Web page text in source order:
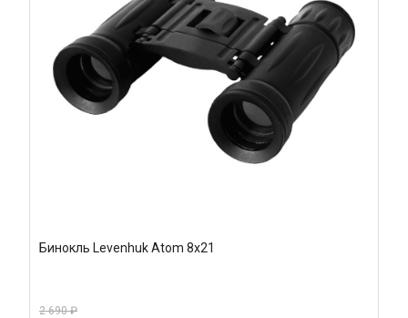
Бинокль Levenhuk Atom 8x21
2 690 ₽